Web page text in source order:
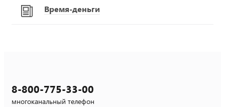
Время-деньги
8-800-775-33-00
многоканальный телефон